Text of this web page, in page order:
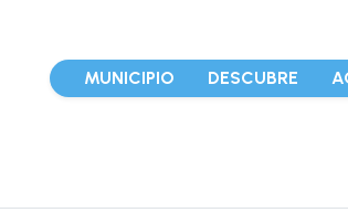
MUNICIPIO DESCUBRE